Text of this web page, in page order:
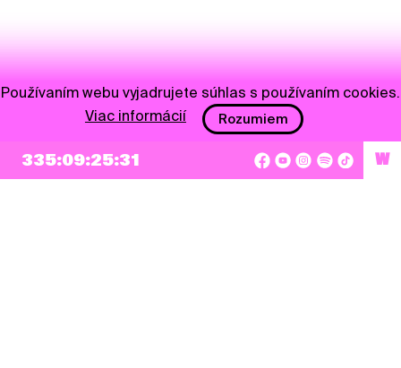
NEWSLETTER
335:09:25:31 W
Používaním webu vyjadrujete súhlas s používaním cookies.
Viac informácií
Rozumiem